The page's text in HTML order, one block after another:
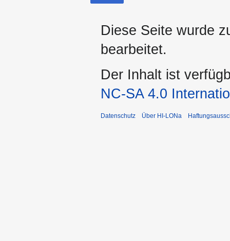
Diese Seite wurde
bearbeitet.
Der Inhalt ist
NC-SA 4.0
Datenschutz Über HI-LONa